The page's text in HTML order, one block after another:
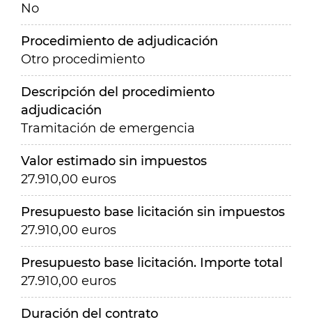
No
Procedimiento de adjudicación
Otro procedimiento
Descripción del procedimiento
adjudicación
Tramitación de emergencia
Valor estimado sin impuestos
27.910,00 euros
Presupuesto base licitación sin impuestos
27.910,00 euros
Presupuesto base licitación. Importe total
27.910,00 euros
Duración del contrato